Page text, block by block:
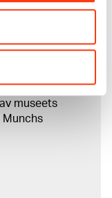
og
Munchs
museets